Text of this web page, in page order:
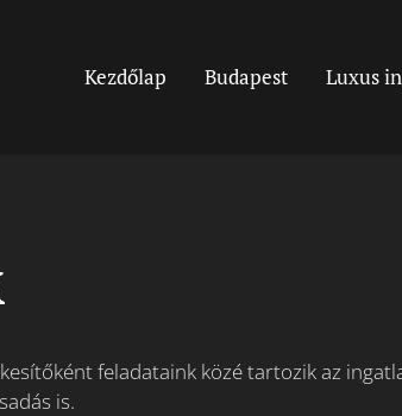
Kezdőlap Budapest Luxus
feladataink közé tartozik az
is.